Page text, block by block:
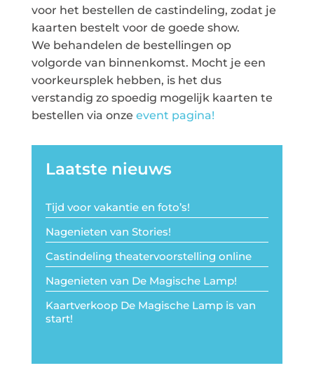
voor het bestellen de castindeling, zodat je
kaarten bestelt voor de goede show.
We behandelen de bestellingen op
volgorde van binnenkomst. Mocht je een
voorkeursplek hebben, is het dus
verstandig zo spoedig mogelijk kaarten te
bestellen via onze event pagina!
Laatste nieuws
Tijd voor vakantie en foto’s!
Nagenieten van Stories!
Castindeling theatervoorstelling online
Nagenieten van De Magische Lamp!
Kaartverkoop De Magische Lamp is van
start!